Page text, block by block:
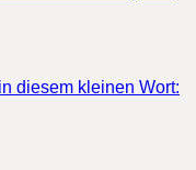
diesem kleinen Wort: